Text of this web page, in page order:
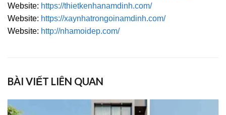
Website: https://thietkenhanamdinh.com/
Website: https://xaynhatrongoinamdinh.com/
Website: http://nhamoidep.com/
BÀI VIẾT LIÊN QUAN